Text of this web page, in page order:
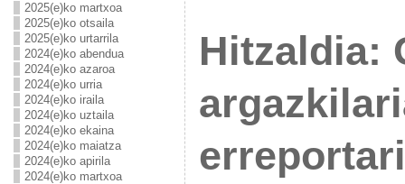
2025(e)ko martxoa
2025(e)ko otsaila
2025(e)ko urtarrila
2024(e)ko abendua
2024(e)ko azaroa
2024(e)ko urria
2024(e)ko iraila
2024(e)ko uztaila
2024(e)ko ekaina
2024(e)ko maiatza
2024(e)ko apirila
2024(e)ko martxoa
Hitzaldia: